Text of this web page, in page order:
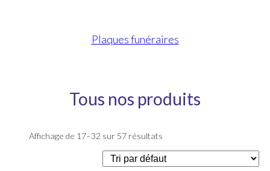
Plaques funéraires
Tous nos produits
Affichage de 17–32 sur 57 résultats